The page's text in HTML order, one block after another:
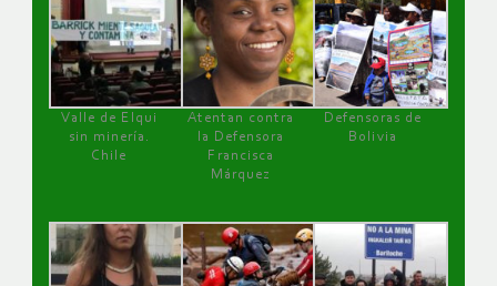
Valle de Elqui
sin minería.
Chile
Atentan contra
la Defensora
Francisca
Márquez
Defensoras de
Bolivia